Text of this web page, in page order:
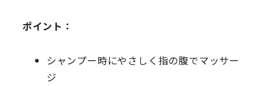
ポイント：
シャンプー時にやさしく指の腹でマッサー
ジ